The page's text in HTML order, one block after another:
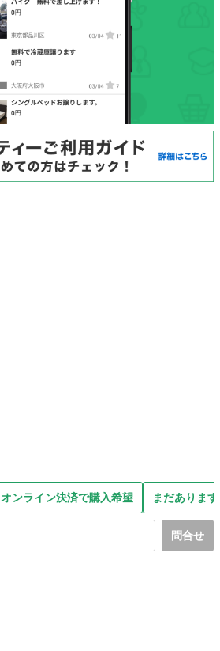
オンライン決済で購入希望 まだありま
問合せ